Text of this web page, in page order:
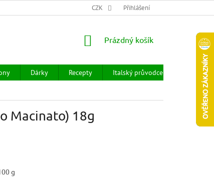
HODNOCENÍ OBCHODU OBCHODNÍ PODMÍNKY
CZK Přihlášení
NÁKUPNÍ
Prázdný košík
Dárky Recepty Italský průvodce
Prodejny
Macinato) 18g
g